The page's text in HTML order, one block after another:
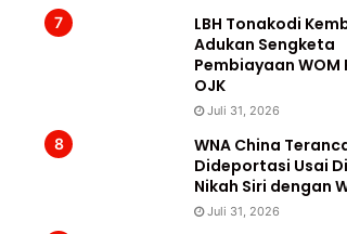
LBH Tonakodi
Adukan Sengketa
Pembiayaan WOM
OJK
Juli 31, 2026
WNA China
Dideportasi Usai
Nikah Siri dengan
Juli 31, 2026